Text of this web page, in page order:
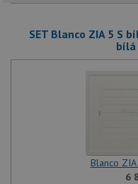
SET Blanco ZIA 5 S
bílá
Blanco
6